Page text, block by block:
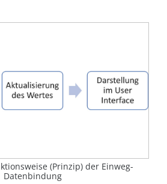
(Prinzip) der Einweg-
Datenbindung